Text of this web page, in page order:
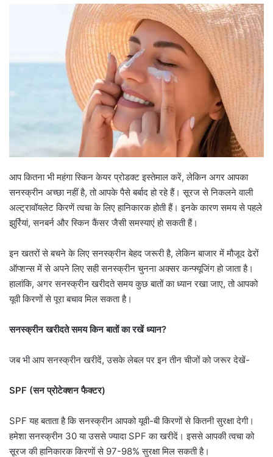
आप कितना भी महंगा स्किन केयर प्रोडक्ट इस्तेमाल करें, लेकिन अगर आपका
सनस्क्रीन अच्छा नहीं है, तो आपके पैसे बर्बाद हो रहे हैं। सूरज से निकलने वाली
अल्ट्रावॉयलेट किरणें त्वचा के लिए हानिकारक होती हैं। इनके कारण समय से पहले
झुर्रियां, सनबर्न और स्किन कैंसर जैसी समस्याएं हो सकती हैं।
इन खतरों से बचने के लिए सनस्क्रीन बेहद जरूरी है, लेकिन बाजार में मौजूद ढेरों
ऑप्शन्स में से अपने लिए सही सनस्क्रीन चुनना अक्सर कन्फ्यूजिंग हो जाता है।
हालांकि, अगर सनस्क्रीन खरीदते समय कुछ बातों का ध्यान रखा जाए, तो आपको
यूवी किरणों से पूरा बचाव मिल सकता है।
सनस्क्रीन खरीदते समय किन बातों का रखें ध्यान?
जब भी आप सनस्क्रीन खरीदें, उसके लेबल पर इन तीन चीजों को जरूर देखें-
SPF (सन प्रोटेक्शन फैक्टर)
SPF यह बताता है कि सनस्क्रीन आपको यूवी-बी किरणों से कितनी सुरक्षा देगी।
हमेशा सनस्क्रीन 30 या उससे ज्यादा SPF का खरीदें। इससे आपकी त्वचा को
सूरज की हानिकारक किरणों से 97-98% सुरक्षा मिल सकती है।